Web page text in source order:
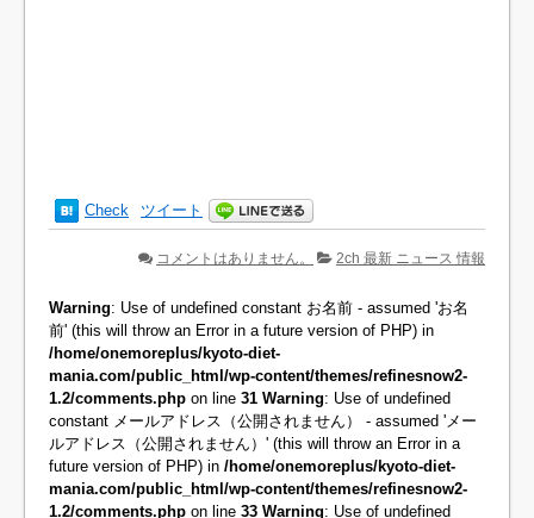
Check ツイート
コメントはありません。 2ch 最新 ニュース 情報
Warning: Use of undefined constant お名前 - assumed 'お名
前' (this will throw an Error in a future version of PHP) in
/home/onemoreplus/kyoto-diet-
mania.com/public_html/wp-content/themes/refinesnow2-
1.2/comments.php on line 31 Warning: Use of undefined
constant メールアドレス（公開されません） - assumed 'メー
ルアドレス（公開されません）' (this will throw an Error in a
future version of PHP) in /home/onemoreplus/kyoto-diet-
mania.com/public_html/wp-content/themes/refinesnow2-
1.2/comments.php on line 33 Warning: Use of undefined